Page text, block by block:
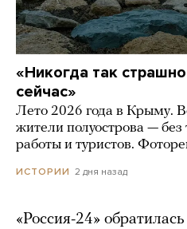
«Никогда так
сейчас»
Лето 2026 года в Крыму.
жители полуострова — без
работы и туристов.
ИСТОРИИ 2 дня назад
«Россия-24»